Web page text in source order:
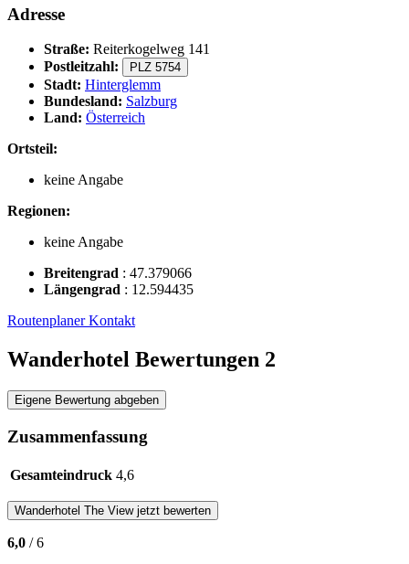
Adresse
Straße: Reiterkogelweg 141
Postleitzahl:
PLZ 5754
Stadt: Hinterglemm
Bundesland: Salzburg
Land: Österreich
Ortsteil:
keine Angabe
Regionen:
keine Angabe
Breitengrad : 47.379066
Längengrad : 12.594435
RoutenplanerKontakt
Wanderhotel Bewertungen 2
Eigene Bewertung abgeben
Zusammenfassung
Gesamteindruck 4,6
Wanderhotel The Viewjetzt bewerten
6,0 / 6